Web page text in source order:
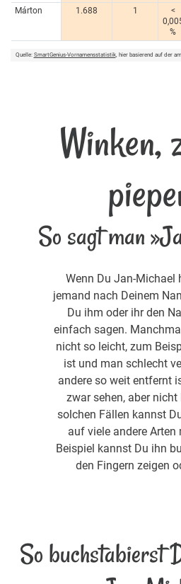
Márton
1.688 1
<
%
Quelle: SmartGenius-Vornamensstatistik, hier basierend auf der
Winken,
So sagt man
Wenn Du Jan-Michael
jemand nach Deinem
Du ihm oder ihr den
einfach sagen.
nicht so leicht, zum
ist und man schlecht
andere so weit entfernt
zwar sehen, aber nicht
solchen Fällen kannst
auf viele andere Arten
Beispiel kannst Du ihn
den Fingern zeigen
So buchstabierst